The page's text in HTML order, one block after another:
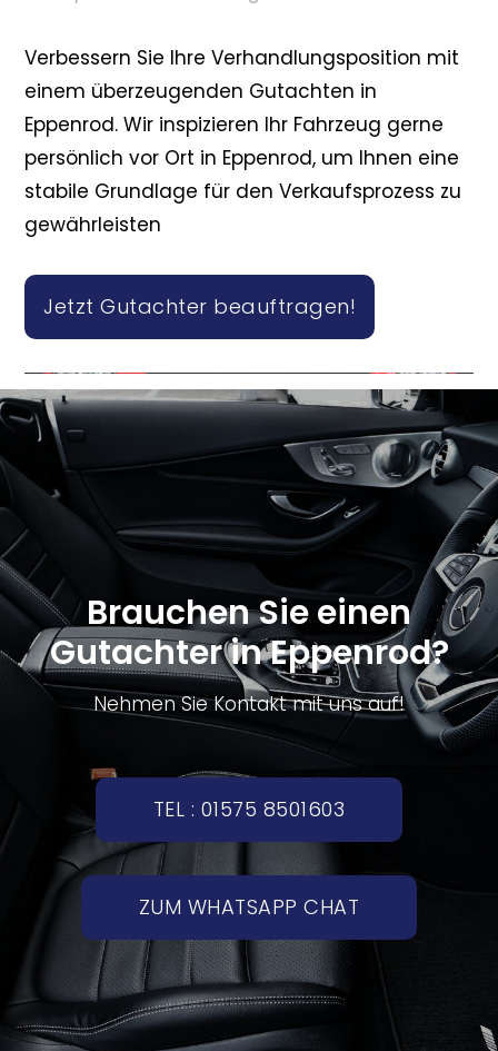
Verbessern Sie Ihre Verhandlungsposition mit
einem überzeugenden Gutachten in
Eppenrod. Wir inspizieren Ihr Fahrzeug gerne
persönlich vor Ort in Eppenrod, um Ihnen eine
stabile Grundlage für den Verkaufsprozess zu
gewährleisten
Jetzt Gutachter beauftragen!
Brauchen Sie einen
Gutachter in Eppenrod?
Nehmen Sie Kontakt mit uns auf!
TEL : 01575 8501603
ZUM WHATSAPP CHAT